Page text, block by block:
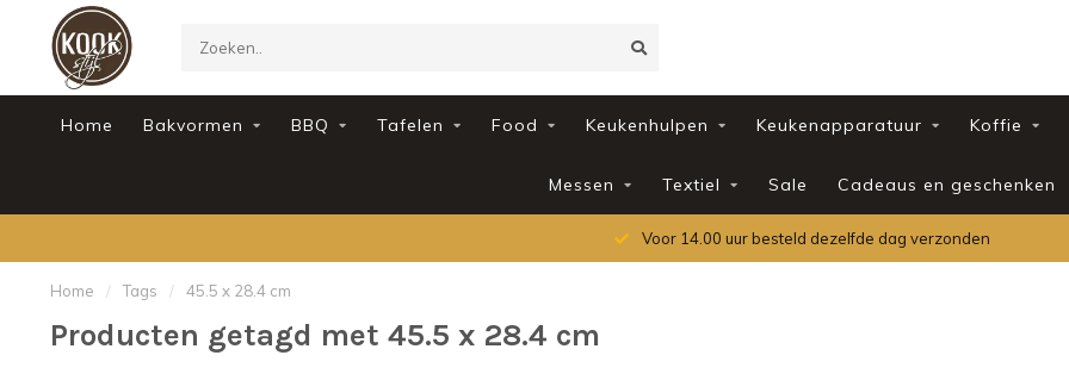
Home Bakvormen BBQ Tafelen Food Keukenhulpen Keukenapparatuur Koffie
Messen Textiel Sale Cadeaus en geschenken
Voor 14.00 uur besteld dezelfde dag verzonden
Home / Tags / 45.5 x 28.4 cm
Producten getagd met 45.5 x 28.4 cm